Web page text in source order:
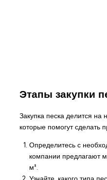
Этапы закупки
Закупка песка делится на
которые помогут сделать
Определитесь с
компании предлагают
м³.